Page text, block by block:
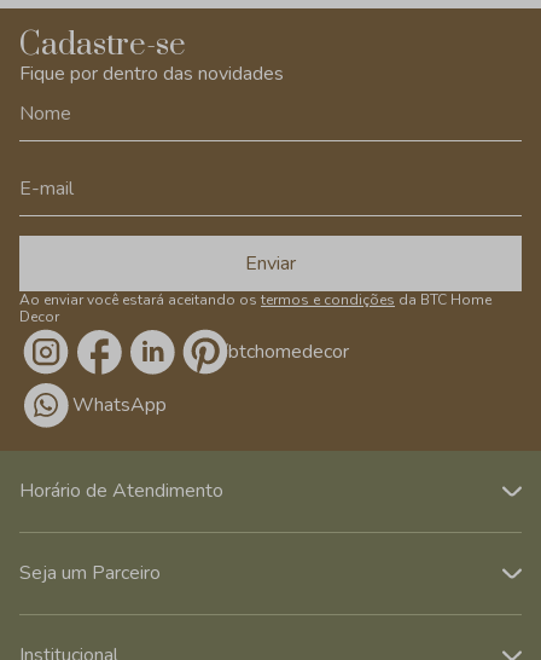
Cadastre-se
Fique por dentro das novidades
Enviar
Ao enviar você estará aceitando os termos e condições da BTC Home
Decor
/btchomedecor
WhatsApp
Horário de Atendimento
Seja um Parceiro